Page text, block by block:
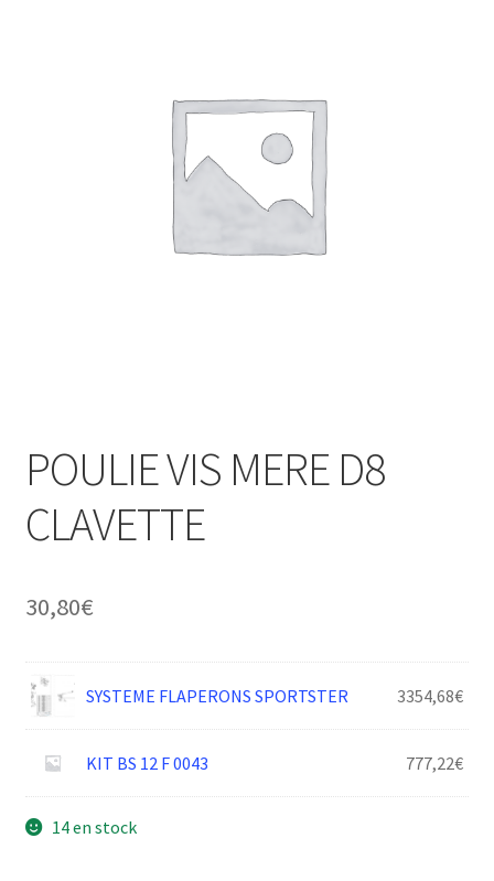
POULIE VIS MERE D8
CLAVETTE
30,80€
SYSTEME FLAPERONS SPORTSTER 3354,68€
KIT BS 12 F 0043 777,22€
14 en stock